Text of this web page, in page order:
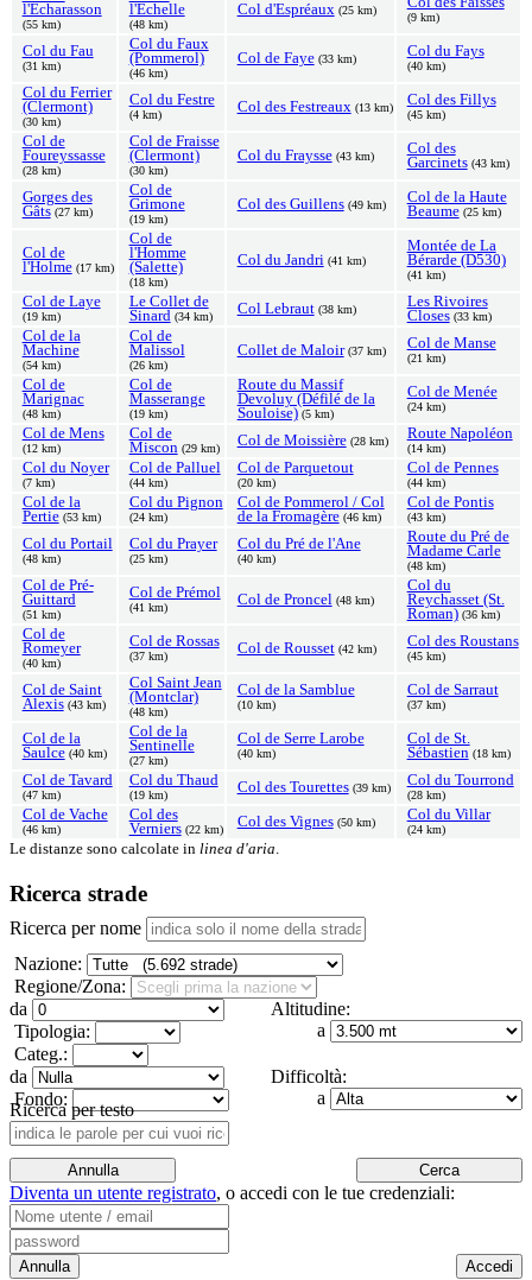
l'Echarasson
(55 km)
l'Echelle
(48 km)
Col d'Espréaux (25 km)
(9 km)
Col du Fau
(31 km)
Col du Faux
(Pommerol)
(46 km)
Col de Faye (33 km) Col du Fays
(40 km)
Col du Ferrier
(Clermont)
(30 km)
Col du Festre
(4 km) Col des Festreaux (13 km) Col des Fillys
(45 km)
Col de
Foureyssasse
(28 km)
Col de Fraisse
(Clermont)
(30 km)
Col du Fraysse (43 km)
Col des
Garcinets (43 km)
Gorges des
Gâts (27 km)
Col de
Grimone
(19 km)
Col des Guillens (49 km)
Col de la Haute
Beaume (25 km)
Col de
l'Holme (17 km)
Col de
l'Homme
(Salette)
(18 km)
Col du Jandri (41 km)
Montée de La
Bérarde (D530)
(41 km)
Col de Laye
(19 km)
Le Collet de
Sinard (34 km) Col Lebraut (38 km)
Les Rivoires
Closes (33 km)
Col de la
Machine
(54 km)
Col de
Malissol
(26 km)
Collet de Maloir (37 km) Col de Manse
(21 km)
Col de
Marignac
(48 km)
Col de
Masserange
(19 km)
Route du Massif
Devoluy (Défilé de la
Souloise) (5 km)
Col de Menée
(24 km)
Col de Mens
(12 km)
Col de
Miscon (29 km) Col de Moissière (28 km) Route Napoléon
(14 km)
Col du Noyer
(7 km)
Col de Palluel
(44 km)
Col de Parquetout
(20 km)
Col de Pennes
(44 km)
Col de la
Pertie (53 km)
Col du Pignon
(24 km)
Col de Pommerol / Col
de la Fromagère (46 km)
Col de Pontis
(43 km)
Col du Portail
(48 km)
Col du Prayer
(25 km)
Col du Pré de l'Ane
(40 km)
Route du Pré de
Madame Carle
(48 km)
Col de Pré-
Guittard
(51 km)
Col de Prémol
(41 km) Col de Proncel (48 km)
Col du
Reychasset (St.
Roman) (36 km)
Col de
Romeyer
(40 km)
Col de Rossas
(37 km) Col de Rousset (42 km) Col des Roustans
(45 km)
Col de Saint
Alexis (43 km)
Col Saint Jean
(Montclar)
(48 km)
Col de la Samblue
(10 km)
Col de Sarraut
(37 km)
Col de la
Saulce (40 km)
Col de la
Sentinelle
(27 km)
Col de Serre Larobe
(40 km)
Col de St.
Sébastien (18 km)
Col de Tavard
(47 km)
Col du Thaud
(19 km) Col des Tourettes (39 km) Col du Tourrond
(28 km)
Col de Vache
(46 km)
Col des
Verniers (22 km) Col des Vignes (50 km) Col du Villar
(24 km)
Le distanze sono calcolate in linea d'aria.
Ricerca strade
Ricerca per nome
Nazione:
Regione/Zona:
Altitudine:
da
a
Tipologia:
Categ.:
Difficoltà:
da
a
Fondo:
Ricerca per testo
Diventa un utente registrato, o accedi con le tue credenziali: